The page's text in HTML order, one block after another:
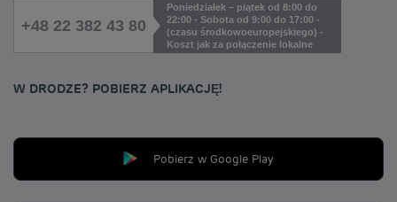
+48 22 382 43 80
Poniedziałek – piątek od 8:00 do
22:00 - Sobota od 9:00 do 17:00 -
(czasu środkowoeuropejskiego) -
Koszt jak za połączenie lokalne
W DRODZE? POBIERZ APLIKACJĘ!
Pobierz w Google Play